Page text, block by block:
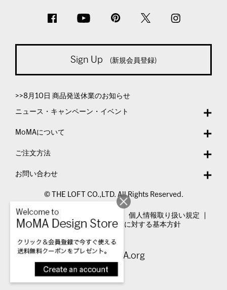
Sign Up (新規会員登録)
>>8月10日 商品発送休業のお知らせ
ニュース・キャンペーン・イベント
MoMAについて
ご注文方法
お問い合わせ
© THE LOFT CO.,LTD. All Rights Reserved.
特定商取引法表示
個人情報取り扱い規定
カスタマーハラスメントに対する基本方針
Visit MoMA.org